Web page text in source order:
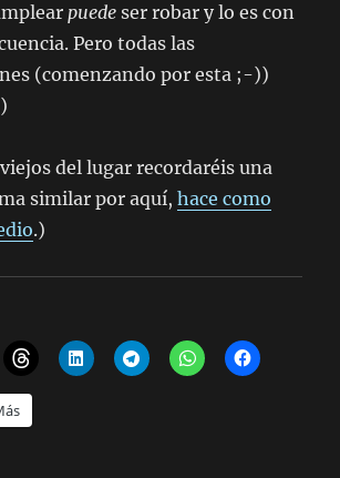
puede ser robar y lo es con
Pero todas las
(comenzando por esta ;-))
del lugar recordaréis una
similar por aquí,hace como
.)